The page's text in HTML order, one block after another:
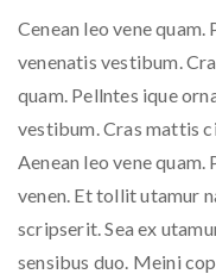
Cenean leo vene
venenatis vestibum.
quam. Pellntes ique
vestibum. Cras mattis
Aenean leo vene
venen. Et tollit utamur
scripserit. Sea ex
sensibus duo. Meini